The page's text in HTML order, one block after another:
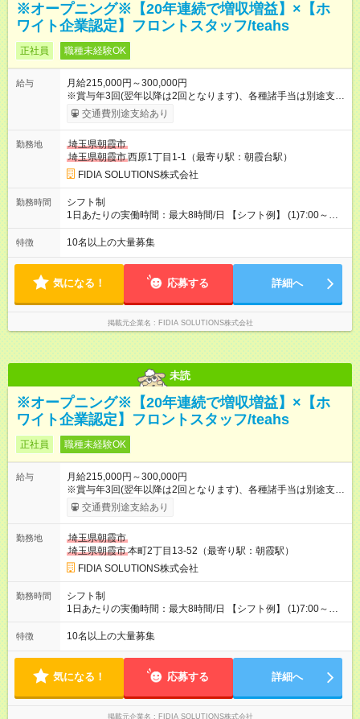
※オープニング※【20年連続で増収増益】×【ホ
ワイト企業認定】フロントスタッフ/teahs
正社員 職種未経験OK
給与
月給215,000円～300,000円
※賞与年3回(翌年以降は2回となります)、各種諸手当は別途支
給！ ※能力・スキルを考慮し、ご相談の上で決定します。 【試
用期間】試用期間あり 試用期間の長さ：6ヶ月 雇用形態、給与
交通費別途支給あり
勤務地
埼玉県朝霞市
埼玉県朝霞市西原1丁目1-1（最寄り駅：朝霞台駅）
FIDIA SOLUTIONS株式会社
勤務時間
シフト制
1日あたりの実働時間：最大8時間/日 【シフト例】 (1)7:00～
16:00 (2)8:00～17:00 (3)13:00～22:00 (4)14:00～23:00
(5)22:00～7:00 (6)23:00～8:00
特徴 10名以上の大量募集
気になる！ 応募する 詳細へ
掲載元企業名 FIDIA SOLUTIONS株式会社
未読
※オープニング※【20年連続で増収増益】×【ホ
ワイト企業認定】フロントスタッフ/teahs
正社員 職種未経験OK
給与
月給215,000円～300,000円
※賞与年3回(翌年以降は2回となります)、各種諸手当は別途支
給！ ※能力・スキルを考慮し、ご相談の上で決定します。 【試
用期間】試用期間あり 試用期間の長さ：6ヶ月 雇用形態、給与
交通費別途支給あり
勤務地
埼玉県朝霞市
埼玉県朝霞市本町2丁目13-52（最寄り駅：朝霞駅）
FIDIA SOLUTIONS株式会社
勤務時間
シフト制
1日あたりの実働時間：最大8時間/日 【シフト例】 (1)7:00～
16:00 (2)8:00～17:00 (3)13:00～22:00 (4)14:00～23:00
(5)22:00～7:00 (6)23:00～8:00
特徴 10名以上の大量募集
気になる！ 応募する 詳細へ
掲載元企業名 FIDIA SOLUTIONS株式会社